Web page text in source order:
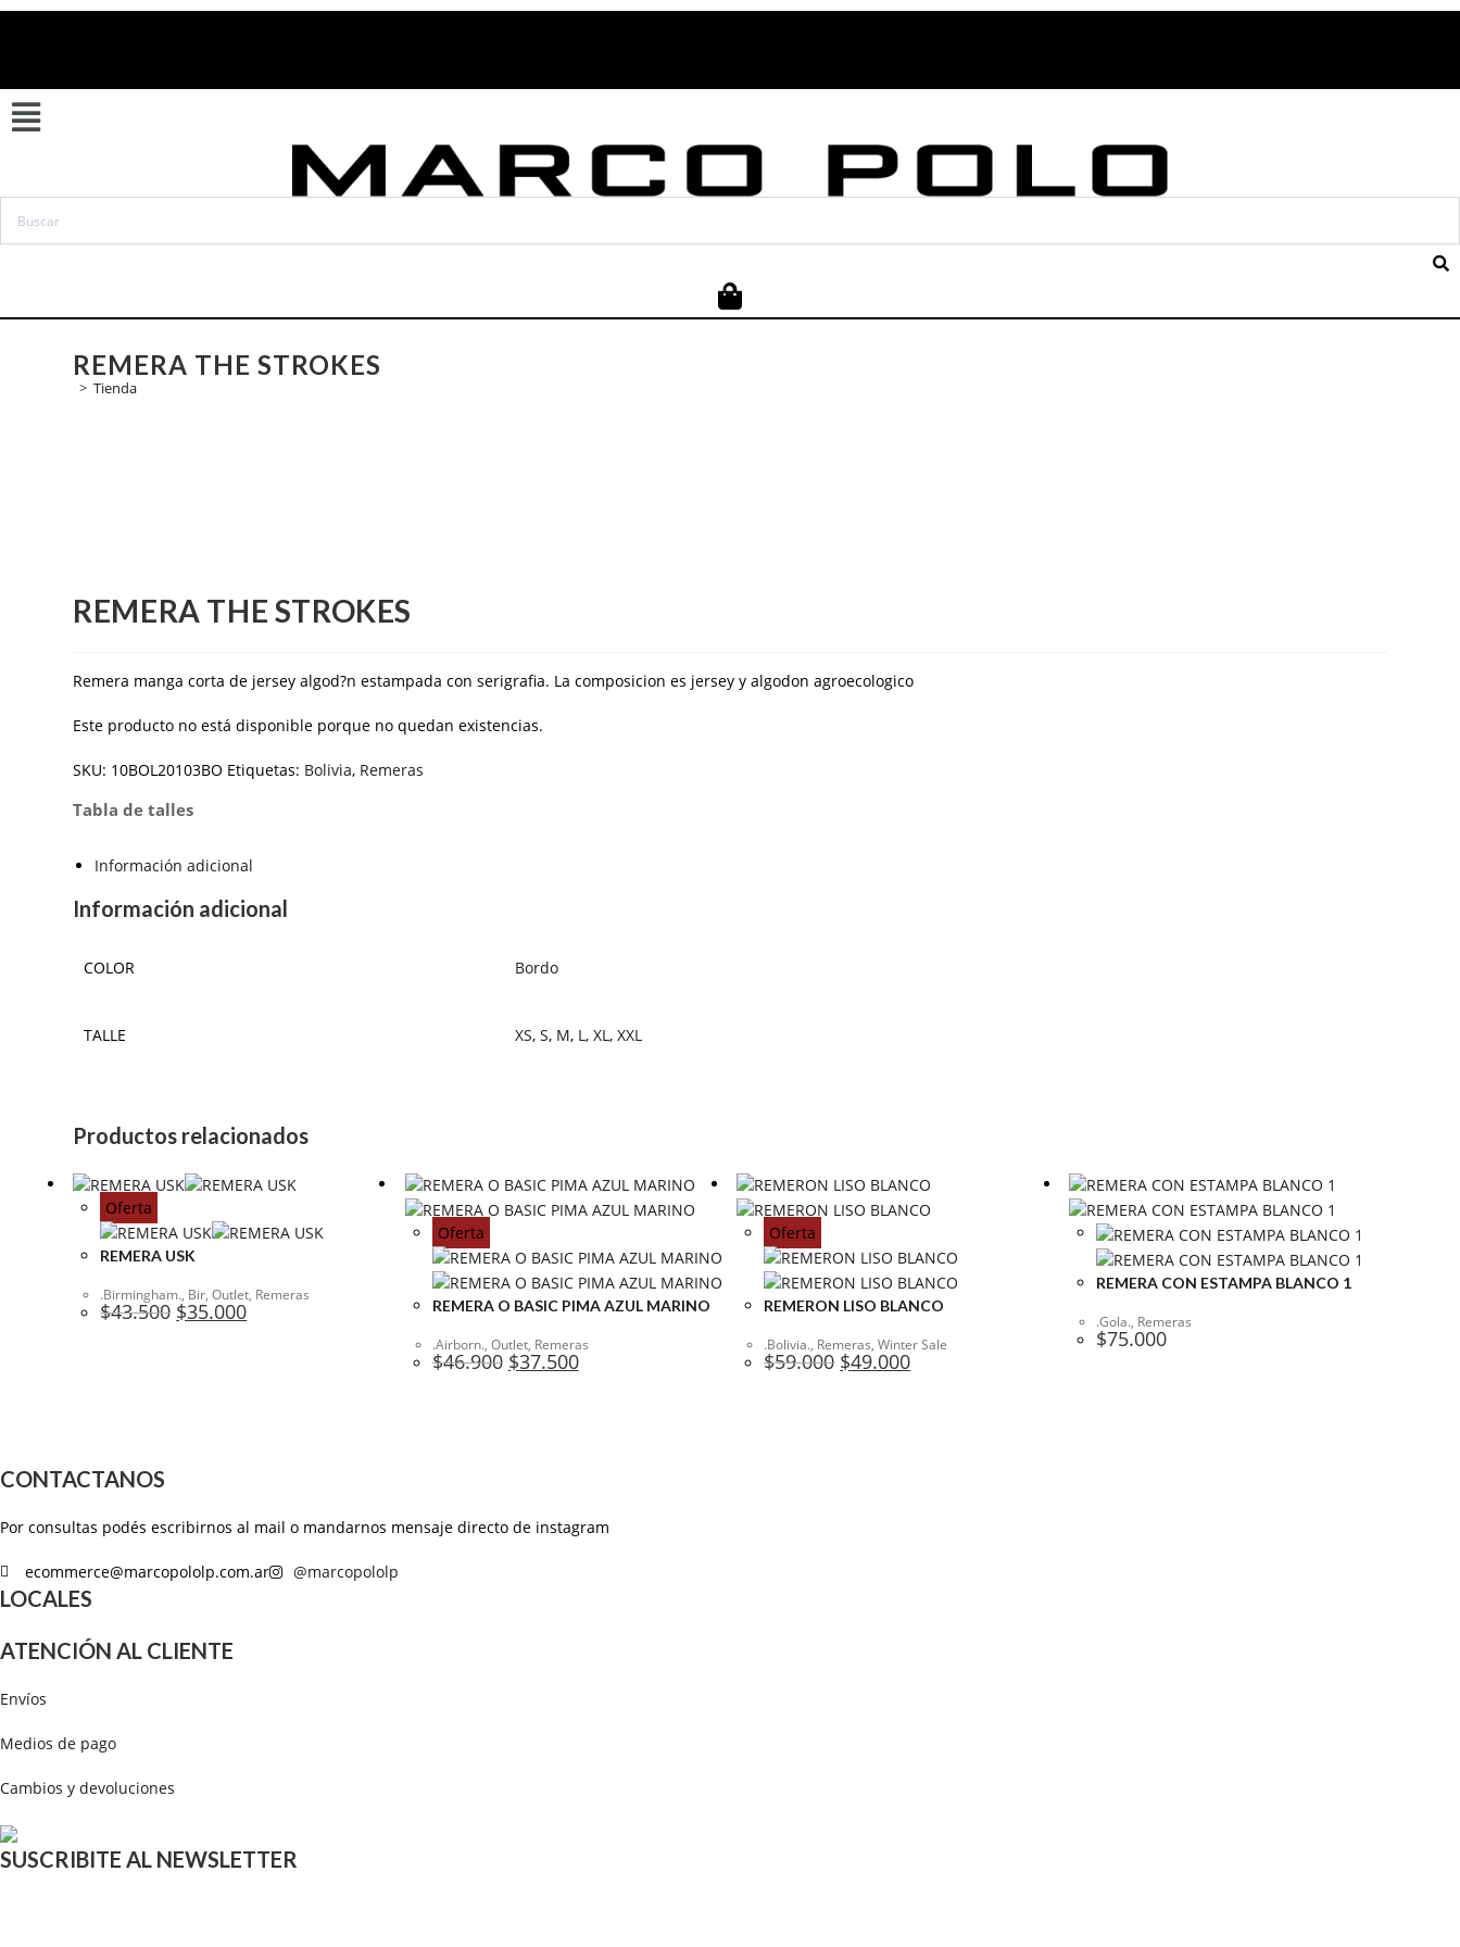
REMERA THE STROKES
> Tienda
REMERA THE STROKES
Remera manga corta de jersey algod?n estampada con serigrafia. La composicion es jersey y algodon agroecologico
Este producto no está disponible porque no quedan existencias.
SKU: 10BOL20103BO Etiquetas: Bolivia, Remeras
Tabla de talles
Información adicional
Información adicional
COLOR Bordo
TALLE XS,S, M, L,XL,XXL
Productos relacionados
Oferta
REMERA USK
.Birmingham., Bir,Outlet, Remeras
$43.500 El
precio
$35.000El
precio
Oferta
REMERA O BASIC PIMA AZUL MARINO
.Airborn., Outlet, Remeras
$46.900 El
precio
$37.500El
precio
Oferta
REMERON LISO BLANCO
.Bolivia., Remeras,Winter Sale
$59.000 El
precio
$49.000El
precio
REMERA CON ESTAMPA BLANCO 1
.Gola., Remeras
$75.000
CONTACTANOS
Por consultas podés escribirnos al mail o mandarnos mensaje directo de instagram
ecommerce@marcopololp.com.ar @marcopololp
LOCALES
ATENCIÓN AL CLIENTE
Envíos
Medios de pago
Cambios y devoluciones
SUSCRIBITE AL NEWSLETTER